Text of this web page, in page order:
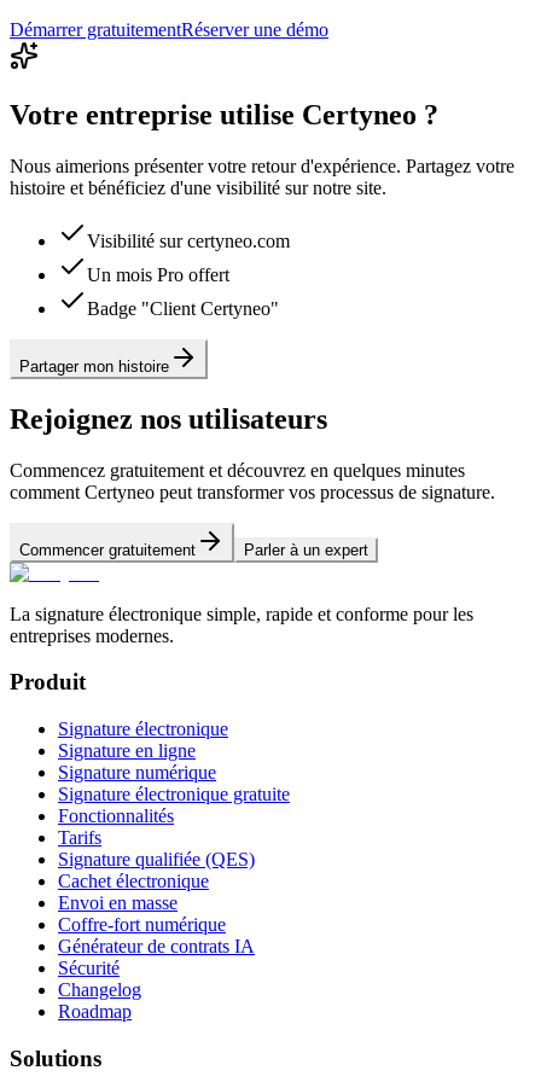
Démarrer gratuitementRéserver une démo
Votre entreprise utilise Certyneo ?
Nous aimerions présenter votre retour d'expérience. Partagez votre
histoire et bénéficiez d'une visibilité sur notre site.
Visibilité sur certyneo.com
Un mois Pro offert
Badge "Client Certyneo"
Partager mon histoire
Rejoignez nos utilisateurs
Commencez gratuitement et découvrez en quelques minutes
comment Certyneo peut transformer vos processus de signature.
Commencer gratuitement Parler à un expert
La signature électronique simple, rapide et conforme pour les
entreprises modernes.
Produit
Signature électronique
Signature en ligne
Signature numérique
Signature électronique gratuite
Fonctionnalités
Tarifs
Signature qualifiée (QES)
Cachet électronique
Envoi en masse
Coffre-fort numérique
Générateur de contrats IA
Sécurité
Changelog
Roadmap
Solutions